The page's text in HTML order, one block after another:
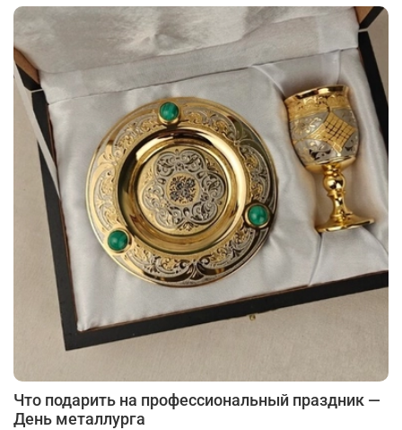
Что подарить на профессиональный праздник —
День металлурга